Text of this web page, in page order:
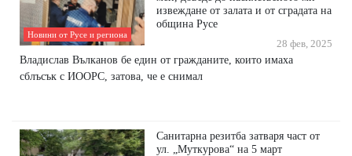
Новини от Русе и региона
извеждане от залата и от сградата на
община Русе
28 фев, 2025
Владислав Вълканов бе един от гражданите, които имаха
сблъсък с ИООРС, затова, че е снимал
Санитарна резитба затваря част от
ул. „Муткурова“ на 5 март